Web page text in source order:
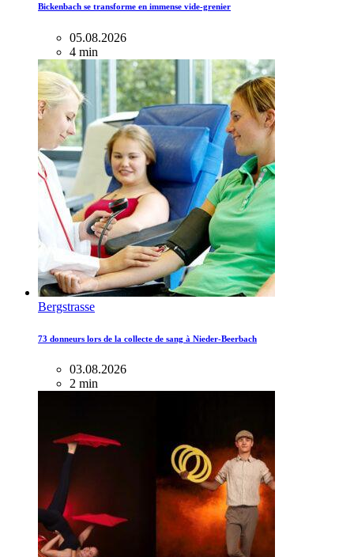
Bickenbach se transforme en immense vide-grenier
05.08.2026
4 min
Bergstrasse
73 donneurs lors de la collecte de sang à Nieder-Beerbach
03.08.2026
2 min